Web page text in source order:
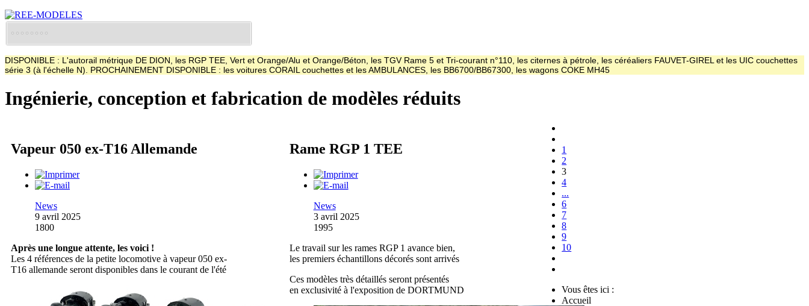
DISPONIBLE : L'autorail métrique DE DION, les RGP TEE, Vert et Orange/Alu et Orange/Béton, les TGV Rame 5 et Tri-courant n°110, les citernes à pétrole, les céréaliers FAUVET-GIREL et les UIC couchettes
série 3 (à l'échelle N). PROCHAINEMENT DISPONIBLE : les voitures CORAIL couchettes et les AMBULANCES, les BB6700/BB67300, les wagons COKE MH45
Ingénierie, conception et fabrication de modèles réduits
Vapeur 050 ex-T16 Allemande
News
9 avril 2025
1800
Après une longue attente, les voici !
Les 4 références de la petite locomotive à vapeur 050 ex-
T16 allemande seront disponibles dans le courant de l'été
Rame RGP 1 TEE
News
3 avril 2025
1995
Le travail sur les rames RGP 1 avance bien,
les premiers échantillons décorés sont arrivés
Ces modèles très détaillés seront présentés
en exclusivité à l'exposition de DORTMUND
1
2
3
4
...
6
7
8
9
10
Vous êtes ici :
Accueil